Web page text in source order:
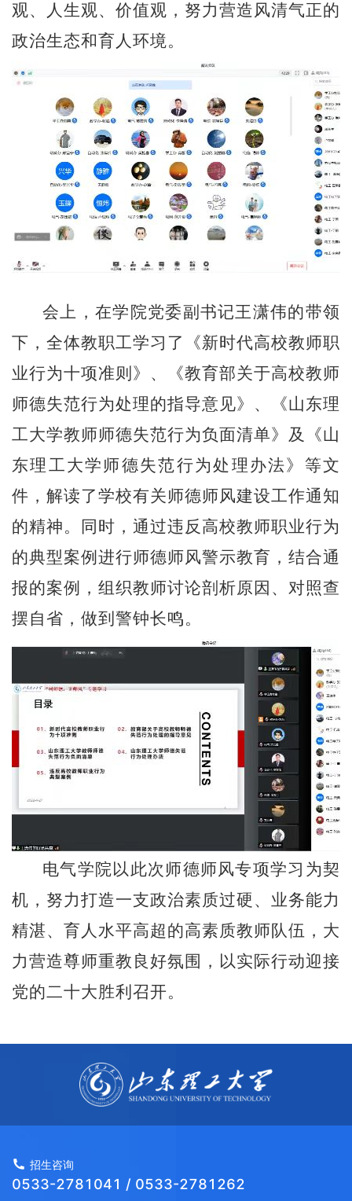
观、人生观、价值观，努力营造风清气正的
政治生态和育人环境。
会上，在学院党委副书记王潇伟的带领
下，全体教职工学习了《新时代高校教师职
业行为十项准则》、《教育部关于高校教师
师德失范行为处理的指导意见》、《山东理
工大学教师师德失范行为负面清单》及《山
东理工大学师德失范行为处理办法》等文
件，解读了学校有关师德师风建设工作通知
的精神。同时，通过违反高校教师职业行为
的典型案例进行师德师风警示教育，结合通
报的案例，组织教师讨论剖析原因、对照查
摆自省，做到警钟长鸣。
电气学院以此次师德师风专项学习为契
机，努力打造一支政治素质过硬、业务能力
精湛、育人水平高超的高素质教师队伍，大
力营造尊师重教良好氛围，以实际行动迎接
党的二十大胜利召开。
招生咨询
0533-2781041 / 0533-2781262